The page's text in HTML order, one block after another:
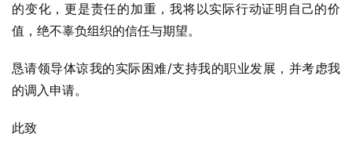
的变化，更是责任的加重，我将以实际行动证明自己的价
值，绝不辜负组织的信任与期望。
恳请领导体谅我的实际困难/支持我的职业发展，并考虑我
的调入申请。
此致